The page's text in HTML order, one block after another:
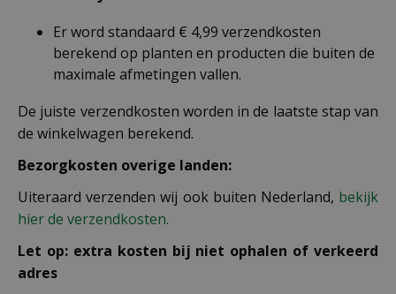
Er word standaard € 4,99 verzendkosten
berekend op planten en producten die buiten de
maximale afmetingen vallen.
De juiste verzendkosten worden in de laatste stap van
de winkelwagen berekend.
Bezorgkosten overige landen:
Uiteraard verzenden wij ook buiten Nederland, bekijk
hier de verzendkosten.
Let op: extra kosten bij niet ophalen of verkeerd
adres